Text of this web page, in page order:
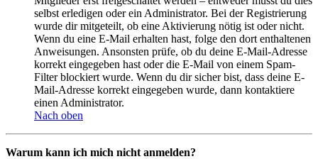
selbst erledigen oder ein Administrator. Bei der Registrierung
wurde dir mitgeteilt, ob eine Aktivierung nötig ist oder nicht.
Wenn du eine E-Mail erhalten hast, folge den dort enthaltenen
Anweisungen. Ansonsten prüfe, ob du deine E-Mail-Adresse
korrekt eingegeben hast oder die E-Mail von einem Spam-
Filter blockiert wurde. Wenn du dir sicher bist, dass deine E-
Mail-Adresse korrekt eingegeben wurde, dann kontaktiere
einen Administrator.
Nach oben
Warum kann ich mich nicht anmelden?